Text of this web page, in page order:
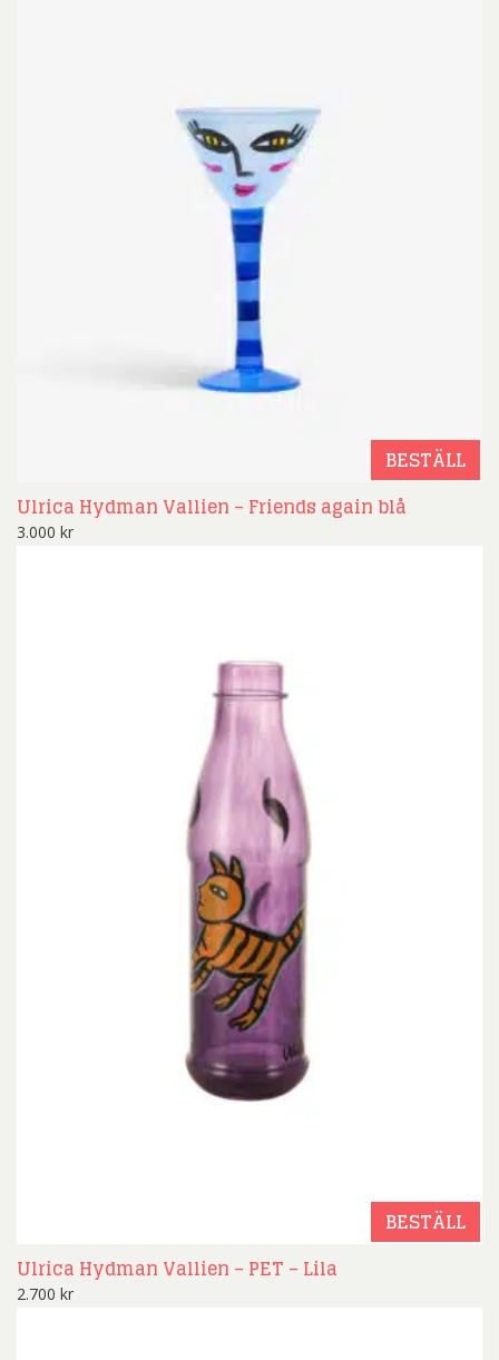
BESTÄLL
Ulrica Hydman Vallien – Friends again blå
3.000 kr
BESTÄLL
Ulrica Hydman Vallien – PET – Lila
2.700 kr